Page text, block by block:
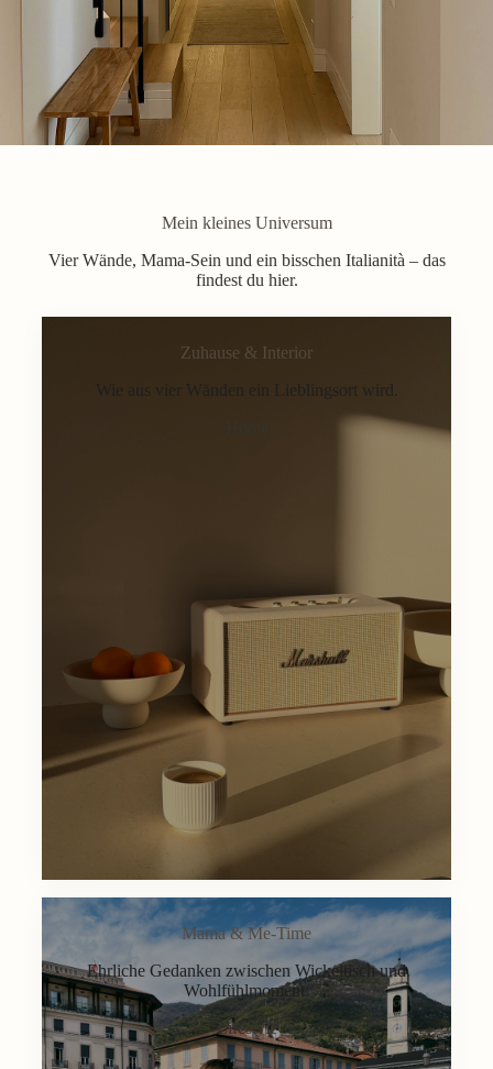
Mein kleines Universum
Vier Wände, Mama-Sein und ein bisschen Italianità – das
findest du hier.
Zuhause & Interior
Wie aus vier Wänden ein Lieblingsort wird.
Mama & Me-Time
Ehrliche Gedanken zwischen Wickeltisch und
Wohlfühlmoment.
Lifestyle